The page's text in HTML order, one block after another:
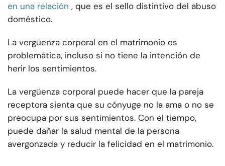
en una relación , que es el sello distintivo del abuso
doméstico.
La vergüenza corporal en el matrimonio es
problemática, incluso si no tiene la intención de
herir los sentimientos.
La vergüenza corporal puede hacer que la pareja
receptora sienta que su cónyuge no la ama o no se
preocupa por sus sentimientos. Con el tiempo,
puede dañar la salud mental de la persona
avergonzada y reducir la felicidad en el matrimonio.